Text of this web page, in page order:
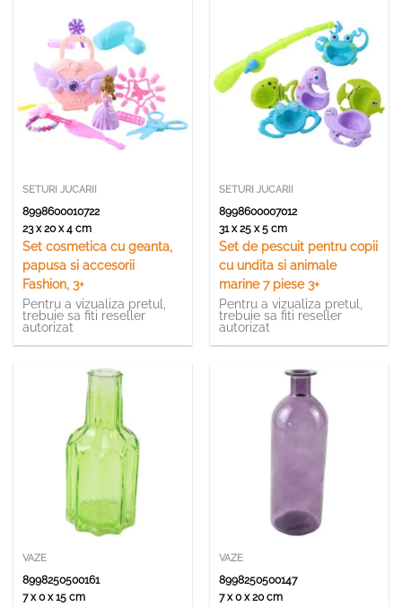
SETURI JUCARII
8998600010722
23 x 20 x 4 cm
Set cosmetica cu geanta,
papusa si accesorii
Fashion, 3+
Pentru a vizualiza pretul,
trebuie sa fiti reseller
autorizat
SETURI JUCARII
8998600007012
31 x 25 x 5 cm
Set de pescuit pentru copii
cu undita si animale
marine 7 piese 3+
Pentru a vizualiza pretul,
trebuie sa fiti reseller
autorizat
VAZE
8998250500161
7 x 0 x 15 cm
VAZE
8998250500147
7 x 0 x 20 cm